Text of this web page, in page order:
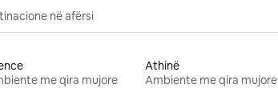
në afërsi
me qira mujore
Athinë
Ambiente me qira mujore